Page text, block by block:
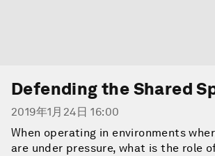
Defending the Shared
2019年1月24日 16:00
When operating in environments
are under pressure, what is the role